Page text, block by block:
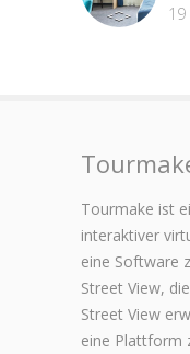
19
Tourmake ist
interaktiver
eine Software
Street View,
Street View
eine Plattform